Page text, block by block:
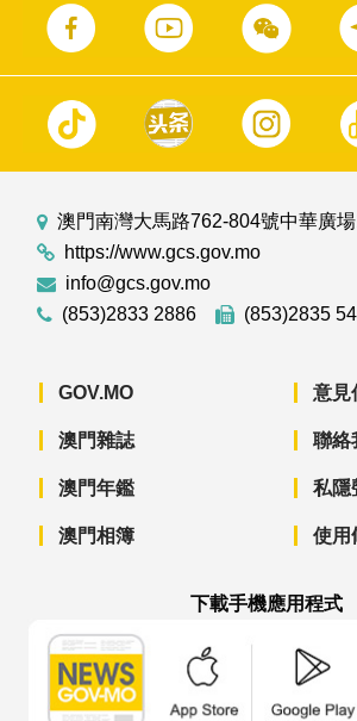
澳門南灣大馬路762-804號中華廣
https://www.gcs.gov.mo
info@gcs.gov.mo
(853)2833 2886
(853)2835
GOV.MO
澳門雜誌
澳門年鑑
澳門相簿
意見
聯絡
私隱
使用
下載手機應用程式